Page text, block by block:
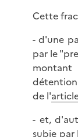
Cette
- d'une
par le
de l'
- et,
subie